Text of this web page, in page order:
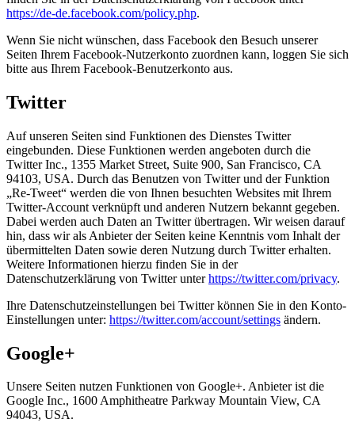
https://de-de.facebook.com/policy.php.
Wenn Sie nicht wünschen, dass Facebook den Besuch unserer
Seiten Ihrem Facebook-Nutzerkonto zuordnen kann, loggen Sie sich
bitte aus Ihrem Facebook-Benutzerkonto aus.
Twitter
Auf unseren Seiten sind Funktionen des Dienstes Twitter
eingebunden. Diese Funktionen werden angeboten durch die
Twitter Inc., 1355 Market Street, Suite 900, San Francisco, CA
94103, USA. Durch das Benutzen von Twitter und der Funktion
„Re-Tweet“ werden die von Ihnen besuchten Websites mit Ihrem
Twitter-Account verknüpft und anderen Nutzern bekannt gegeben.
Dabei werden auch Daten an Twitter übertragen. Wir weisen darauf
hin, dass wir als Anbieter der Seiten keine Kenntnis vom Inhalt der
übermittelten Daten sowie deren Nutzung durch Twitter erhalten.
Weitere Informationen hierzu finden Sie in der
Datenschutzerklärung von Twitter unterhttps://twitter.com/privacy.
Ihre Datenschutzeinstellungen bei Twitter können Sie in den Konto-
Einstellungen unter: https://twitter.com/account/settings ändern.
Google+
Unsere Seiten nutzen Funktionen von Google+. Anbieter ist die
Google Inc., 1600 Amphitheatre Parkway Mountain View, CA
94043, USA.